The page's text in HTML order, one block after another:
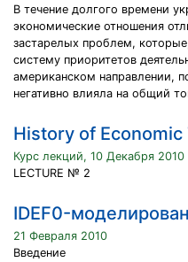
B течение долгого времени
экономические отношения
застарелых проблем,
систему приоритетов
американском направлении,
негативно влияла на общий
History of
Курс лекций, 10 Декабря 2010
LECTURE № 2
IDEF0-
21 Февраля 2010
Введение